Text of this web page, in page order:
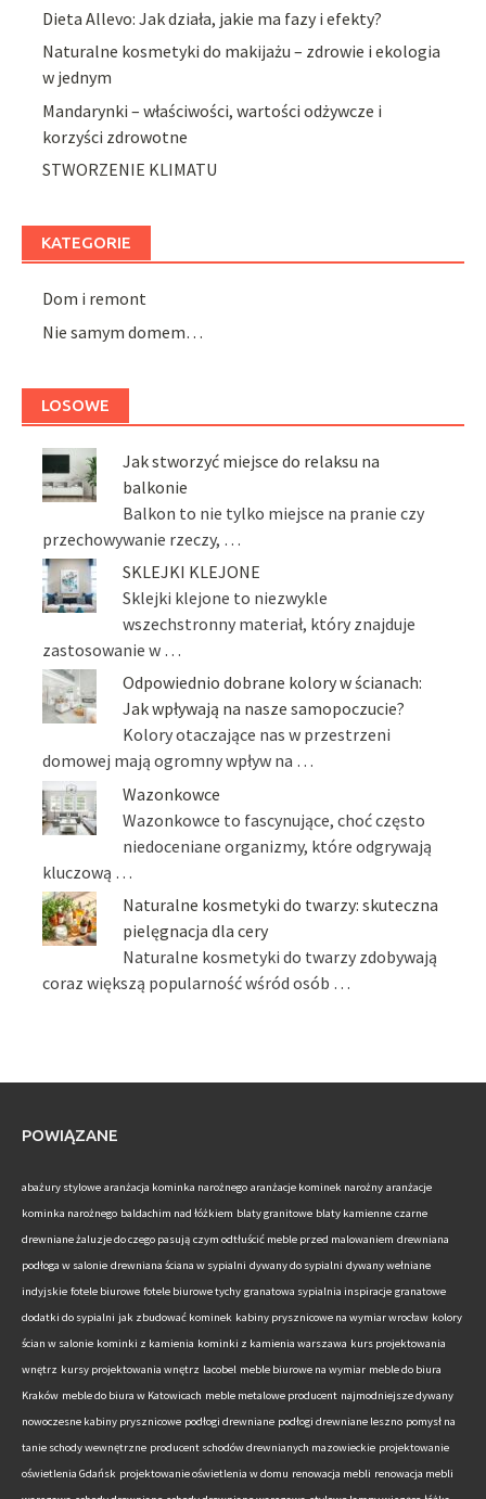
Dieta Allevo: Jak działa, jakie ma fazy i efekty?
Naturalne kosmetyki do makijażu – zdrowie i ekologia
w jednym
Mandarynki – właściwości, wartości odżywcze i
korzyści zdrowotne
STWORZENIE KLIMATU
KATEGORIE
Dom i remont
Nie samym domem…
LOSOWE
Jak stworzyć miejsce do relaksu na
balkonie
Balkon to nie tylko miejsce na pranie czy
przechowywanie rzeczy, …
SKLEJKI KLEJONE
Sklejki klejone to niezwykle
wszechstronny materiał, który znajduje
zastosowanie w …
Odpowiednio dobrane kolory w ścianach:
Jak wpływają na nasze samopoczucie?
Kolory otaczające nas w przestrzeni
domowej mają ogromny wpływ na …
Wazonkowce
Wazonkowce to fascynujące, choć często
niedoceniane organizmy, które odgrywają
kluczową …
Naturalne kosmetyki do twarzy: skuteczna
pielęgnacja dla cery
Naturalne kosmetyki do twarzy zdobywają
coraz większą popularność wśród osób …
POWIĄZANE
abażury stylowe aranżacja kominka narożnego aranżacje kominek narożny aranżacje
kominka narożnego baldachim nad łóżkiem blaty granitowe blaty kamienne czarne
drewniane żaluzje do czego pasują czym odtłuścić meble przed malowaniem drewniana
podłoga w salonie drewniana ściana w sypialni dywany do sypialni dywany wełniane
indyjskie fotele biurowe fotele biurowe tychy granatowa sypialnia inspiracje granatowe
dodatki do sypialni jak zbudować kominek kabiny prysznicowe na wymiar wrocław kolory
ścian w salonie kominki z kamienia kominki z kamienia warszawa kurs projektowania
wnętrz kursy projektowania wnętrz lacobel meble biurowe na wymiar meble do biura
Kraków meble do biura w Katowicach meble metalowe producent najmodniejsze dywany
nowoczesne kabiny prysznicowe podłogi drewniane podłogi drewniane leszno pomysł na
tanie schody wewnętrzne producent schodów drewnianych mazowieckie projektowanie
oświetlenia Gdańsk projektowanie oświetlenia w domu renowacja mebli renowacja mebli